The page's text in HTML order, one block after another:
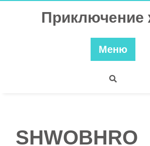
Приключение
Меню
SHWOBHRO